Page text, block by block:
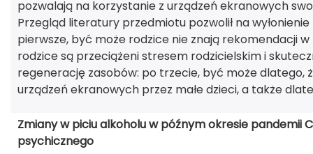
pozwalają na korzystanie z urządzeń ekranowych
Przegląd literatury przedmiotu pozwolił na
pierwsze, być może rodzice nie znają rekomendacji
rodzice są przeciążeni stresem rodzicielskim i
regenerację zasobów: po trzecie, być może
urządzeń ekranowych przez małe dzieci, a także
Zmiany w piciu alkoholu w późnym okresie pandemii
psychicznego